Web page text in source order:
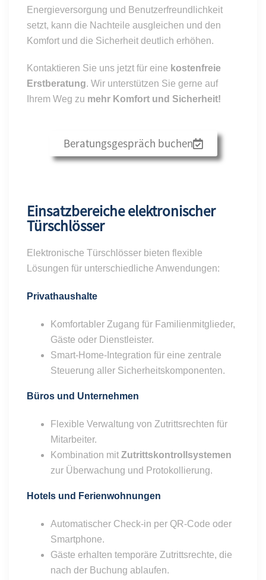
Energieversorgung und Benutzerfreundlichkeit
setzt, kann die Nachteile ausgleichen und den
Komfort und die Sicherheit deutlich erhöhen.
Kontaktieren Sie uns jetzt für eine kostenfreie
Erstberatung. Wir unterstützen Sie gerne auf
Ihrem Weg zu mehr Komfort und Sicherheit!
Beratungsgespräch buchen
Einsatzbereiche elektronischer
Türschlösser
Elektronische Türschlösser bieten flexible
Lösungen für unterschiedliche Anwendungen:
Privathaushalte
Komfortabler Zugang für Familienmitglieder,
Gäste oder Dienstleister.
Smart-Home-Integration für eine zentrale
Steuerung aller Sicherheitskomponenten.
Büros und Unternehmen
Flexible Verwaltung von Zutrittsrechten für
Mitarbeiter.
Kombination mit Zutrittskontrollsystemen
zur Überwachung und Protokollierung.
Hotels und Ferienwohnungen
Automatischer Check-in per QR-Code oder
Smartphone.
Gäste erhalten temporäre Zutrittsrechte, die
nach der Buchung ablaufen.